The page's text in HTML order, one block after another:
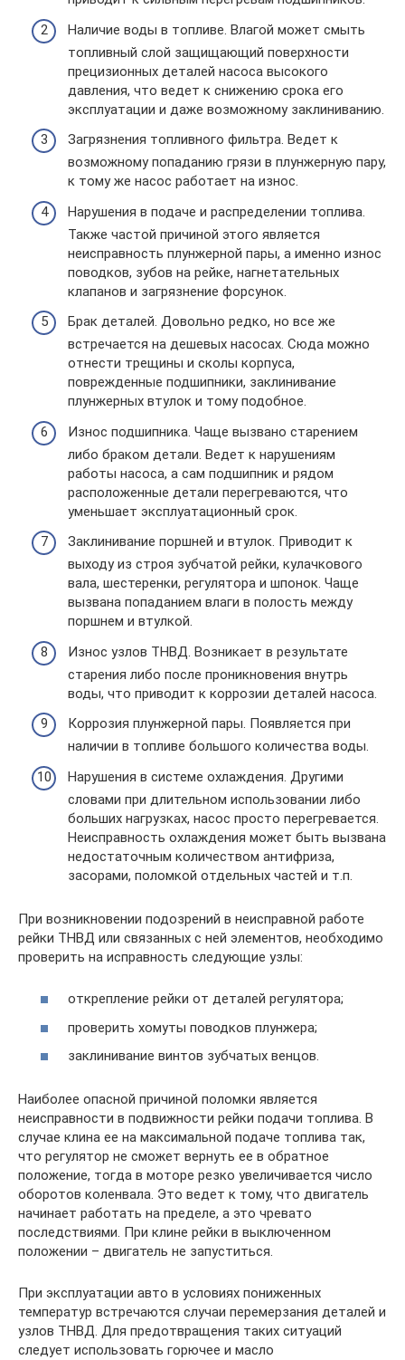
Наличие воды в топливе. Влагой может смыть
топливный слой защищающий поверхности
прецизионных деталей насоса высокого
давления, что ведет к снижению срока его
эксплуатации и даже возможному заклиниванию.
Загрязнения топливного фильтра. Ведет к
возможному попаданию грязи в плунжерную пару,
к тому же насос работает на износ.
Нарушения в подаче и распределении топлива.
Также частой причиной этого является
неисправность плунжерной пары, а именно износ
поводков, зубов на рейке, нагнетательных
клапанов и загрязнение форсунок.
Брак деталей. Довольно редко, но все же
встречается на дешевых насосах. Сюда можно
отнести трещины и сколы корпуса,
поврежденные подшипники, заклинивание
плунжерных втулок и тому подобное.
Износ подшипника. Чаще вызвано старением
либо браком детали. Ведет к нарушениям
работы насоса, а сам подшипник и рядом
расположенные детали перегреваются, что
уменьшает эксплуатационный срок.
Заклинивание поршней и втулок. Приводит к
выходу из строя зубчатой рейки, кулачкового
вала, шестеренки, регулятора и шпонок. Чаще
вызвана попаданием влаги в полость между
поршнем и втулкой.
Износ узлов ТНВД. Возникает в результате
старения либо после проникновения внутрь
воды, что приводит к коррозии деталей насоса.
Коррозия плунжерной пары. Появляется при
наличии в топливе большого количества воды.
Нарушения в системе охлаждения. Другими
словами при длительном использовании либо
больших нагрузках, насос просто перегревается.
Неисправность охлаждения может быть вызвана
недостаточным количеством антифриза,
засорами, поломкой отдельных частей и т.п.
При возникновении подозрений в неисправной работе
рейки ТНВД или связанных с ней элементов, необходимо
проверить на исправность следующие узлы:
открепление рейки от деталей регулятора;
проверить хомуты поводков плунжера;
заклинивание винтов зубчатых венцов.
Наиболее опасной причиной поломки является
неисправности в подвижности рейки подачи топлива. В
случае клина ее на максимальной подаче топлива так,
что регулятор не сможет вернуть ее в обратное
положение, тогда в моторе резко увеличивается число
оборотов коленвала. Это ведет к тому, что двигатель
начинает работать на пределе, а это чревато
последствиями. При клине рейки в выключенном
положении – двигатель не запуститься.
При эксплуатации авто в условиях пониженных
температур встречаются случаи перемерзания деталей и
узлов ТНВД. Для предотвращения таких ситуаций
следует использовать горючее и масло